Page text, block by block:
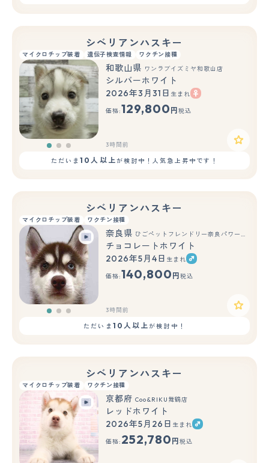
シベリアンハスキー
マイクロチップ装着 遺伝子検査情報 ワクチン接種
もっと見る
和歌山県 ワンラブイズミヤ和歌山店
シルバーホワイト
2026年3月31日 生まれ
価格:129,800 円 税込
3時間前
ただいま10人以上が検討中！人気急上昇中です！
シベリアンハスキー
マイクロチップ装着 ワクチン接種
もっと見る
奈良県 ひごペットフレンドリー奈良パワーシティ店
チョコレートホワイト
2026年5月4日 生まれ
価格:140,800 円 税込
3時間前
ただいま 10人以上が検討中！
シベリアンハスキー
マイクロチップ装着 ワクチン接種
京都府 Coo&RIKU舞鶴店
レッドホワイト
2026年5月26日 生まれ
価格: 252,780 円 税込